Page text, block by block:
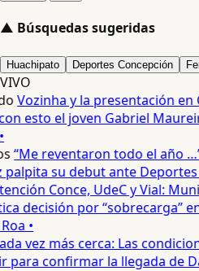
▲ Búsquedas sugeridas
Huachipato Deportes Concepción
VIVO
Vozinha y la presentación en
esto el joven Gabriel
“Me reventaron todo el año
su debut ante Deportes
Conce, UdeC y Vial:
decisión por “sobrecarga”
•
vez más cerca: Las
para confirmar la llegada de